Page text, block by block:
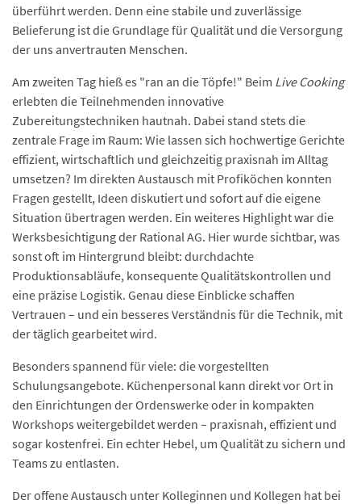
überführt werden. Denn eine stabile und zuverlässige
Belieferung ist die Grundlage für Qualität und die Versorgung
der uns anvertrauten Menschen.
Am zweiten Tag hieß es "ran an die Töpfe!" Beim Live Cooking
erlebten die Teilnehmenden innovative
Zubereitungstechniken hautnah. Dabei stand stets die
zentrale Frage im Raum: Wie lassen sich hochwertige Gerichte
effizient, wirtschaftlich und gleichzeitig praxisnah im Alltag
umsetzen? Im direkten Austausch mit Profiköchen konnten
Fragen gestellt, Ideen diskutiert und sofort auf die eigene
Situation übertragen werden. Ein weiteres Highlight war die
Werksbesichtigung der Rational AG. Hier wurde sichtbar, was
sonst oft im Hintergrund bleibt: durchdachte
Produktionsabläufe, konsequente Qualitätskontrollen und
eine präzise Logistik. Genau diese Einblicke schaffen
Vertrauen – und ein besseres Verständnis für die Technik, mit
der täglich gearbeitet wird.
Besonders spannend für viele: die vorgestellten
Schulungsangebote. Küchenpersonal kann direkt vor Ort in
den Einrichtungen der Ordenswerke oder in kompakten
Workshops weitergebildet werden – praxisnah, effizient und
sogar kostenfrei. Ein echter Hebel, um Qualität zu sichern und
Teams zu entlasten.
Der offene Austausch unter Kolleginnen und Kollegen hat bei